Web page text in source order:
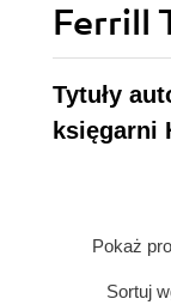
Ferrill
Tytuły
księgarni
Pokaż
Sortuj